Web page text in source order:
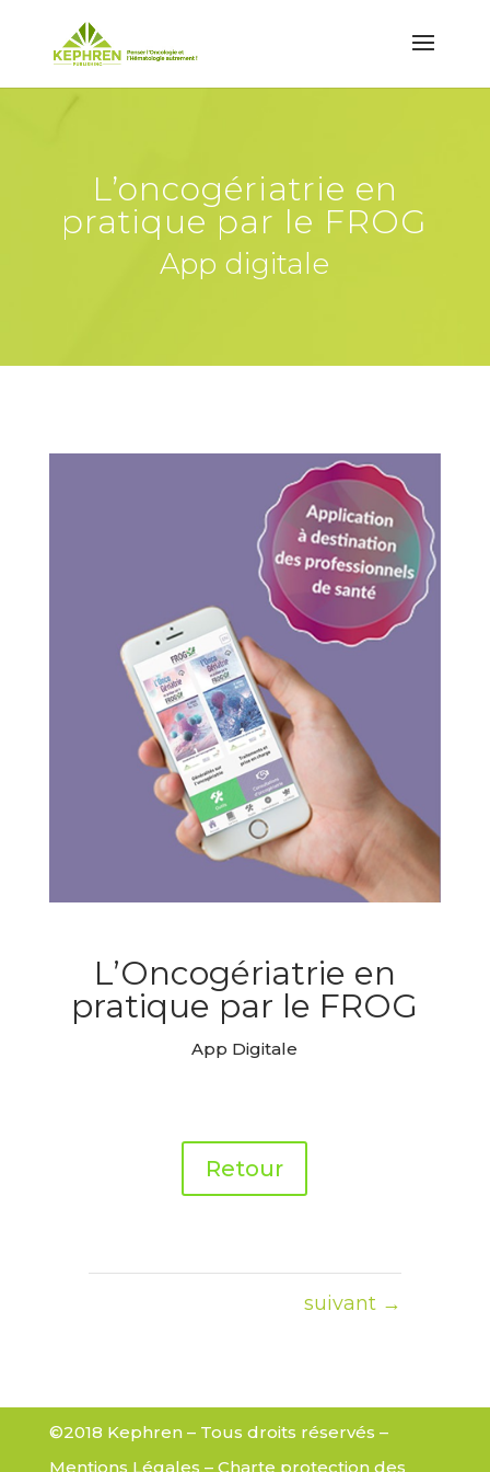
L’oncogériatrie en
pratique par le FROG
App digitale
L’Oncogériatrie en
pratique par le FROG
App Digitale
Retour
suivant →
©2018 Kephren – Tous droits réservés –
Mentions Légales – Charte protection des